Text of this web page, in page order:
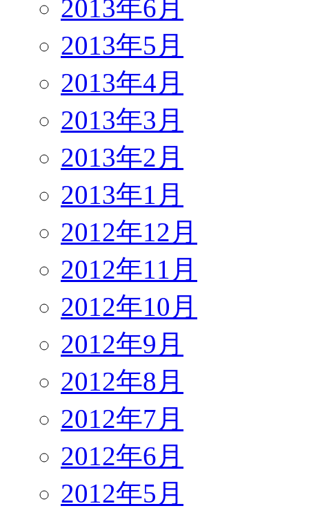
2013年6月
2013年5月
2013年4月
2013年3月
2013年2月
2013年1月
2012年12月
2012年11月
2012年10月
2012年9月
2012年8月
2012年7月
2012年6月
2012年5月